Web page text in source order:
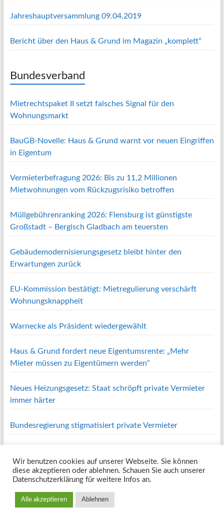
Jahreshauptversammlung 09.04.2019
Bericht über den Haus & Grund im Magazin „komplett“
Bundesverband
Mietrechtspaket II setzt falsches Signal für den
Wohnungsmarkt
BauGB-Novelle: Haus & Grund warnt vor neuen Eingriffen
in Eigentum
Vermieterbefragung 2026: Bis zu 11,2 Millionen
Mietwohnungen vom Rückzugsrisiko betroffen
Müllgebührenranking 2026: Flensburg ist günstigste
Großstadt – Bergisch Gladbach am teuersten
Gebäudemodernisierungsgesetz bleibt hinter den
Erwartungen zurück
EU-Kommission bestätigt: Mietregulierung verschärft
Wohnungsknappheit
Warnecke als Präsident wiedergewählt
Haus & Grund fordert neue Eigentumsrente: „Mehr
Mieter müssen zu Eigentümern werden“
Neues Heizungsgesetz: Staat schröpft private Vermieter
immer härter
Bundesregierung stigmatisiert private Vermieter
Copyright © 2026 Haus und Grund Oberes Volmetal e.V.
. Alle Rechte
vorbehalten. Theme
Spacious von ThemeGrill. Powered by:
BauRat
Service Mitgliedsbereich
Wir benutzen cookies auf unserer Webseite. Sie können
diese akzeptieren oder ablehnen. Schauen Sie auch unserer
Datenschutzerklärung für weitere Infos an.
Alle akzeptieren Ablehnen